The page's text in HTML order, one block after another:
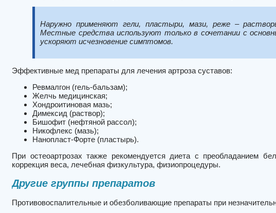
Наружно применяют гели, пластыри, мази, реже –
Местные средства используют только в сочетании с
ускоряют исчезновение симптомов.
Эффективные мед препараты для лечения артроза суставов:
Ревмалгон (гель-бальзам);
Желчь медицинская;
Хондроитиновая мазь;
Димексид (раствор);
Бишофит (нефтяной рассол);
Никофлекс (мазь);
Нанопласт-Форте (пластырь).
При остеоартрозах также рекомендуется диета с преобладанием
коррекция веса, лечебная физкультура, физиопроцедуры.
Другие группы препаратов
Противовоспалительные и обезболивающие препараты при